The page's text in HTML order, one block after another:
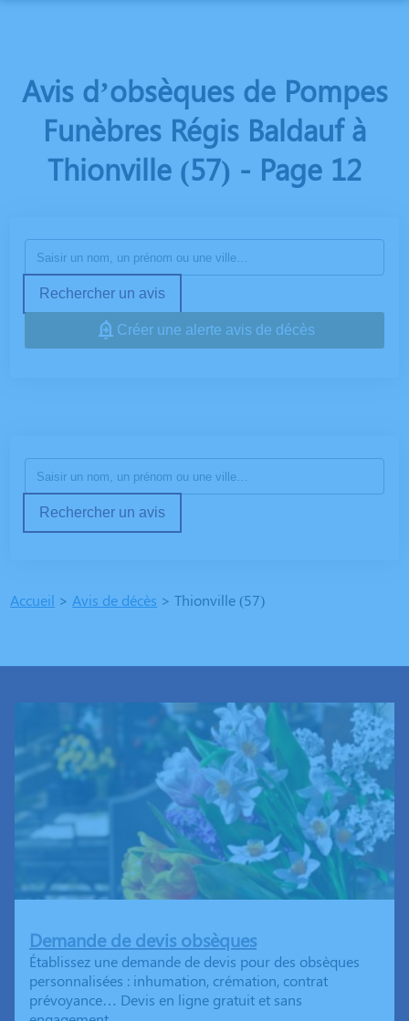
MONUMENTS FUNÉRAIRES
SERVICES AUX FAMILLES
ESPACES HOMMAGES
Avis d’obsèques de Pompes
Funèbres Régis Baldauf à
Thionville (57) - Page 12
Rechercher un avis
Créer une alerte avis de décès
Rechercher un avis
Accueil > Avis de décès >Thionville (57)
Demande de devis obsèques
Établissez une demande de devis pour des obsèques
personnalisées : inhumation, crémation, contrat
prévoyance… Devis en ligne gratuit et sans